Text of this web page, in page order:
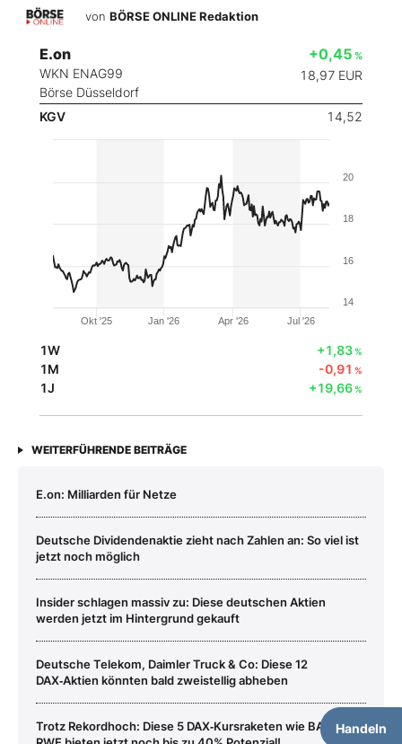
von BÖRSE ONLINE Redaktion
E.on
WKN ENAG99
Börse Düsseldorf
+0,45 %
18,97 EUR
KGV 14,52
Handeln
Okt '25 Jan '26 Apr '26 Jul '26
14
16
18
20
1W +1,83%
1M -0,91 %
1J +19,66%
WEITERFÜHRENDE BEITRÄGE
E.on: Milliarden für Netze
Deutsche Dividendenaktie zieht nach Zahlen an: So viel ist
jetzt noch möglich
Insider schlagen massiv zu: Diese deutschen Aktien
werden jetzt im Hintergrund gekauft
Deutsche Telekom, Daimler Truck & Co: Diese 12
DAX‑Aktien könnten bald zweistellig abheben
Trotz Rekordhoch: Diese 5 DAX‑Kursraketen wie BASF und